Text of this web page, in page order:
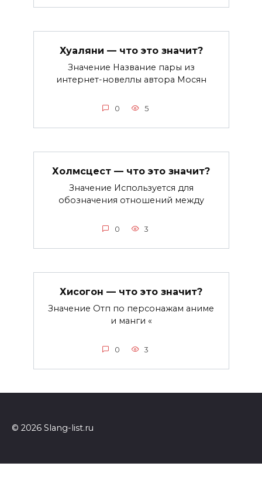
Хуаляни — что это значит?
Значение Название пары из
интернет-новеллы автора Мосян
0 5
Холмсцест — что это значит?
Значение Используется для
обозначения отношений между
0 3
Хисогон — что это значит?
Значение Отп по персонажам аниме
и манги «
0 3
© 2026 Slang-list.ru